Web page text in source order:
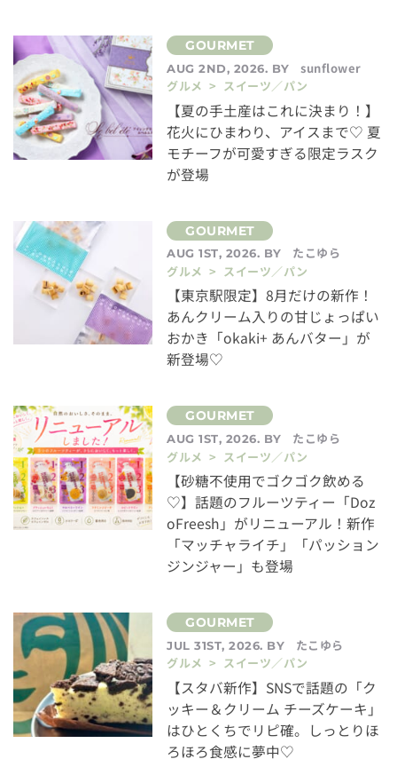
AUG 2ND, 2026. BY
sunflower
グルメ > スイーツ／パン
【夏の手土産はこれに決まり！】
花火にひまわり、アイスまで♡ 夏
モチーフが可愛すぎる限定ラスク
が登場
AUG 1ST, 2026. BY
たこゆら
グルメ > スイーツ／パン
【東京駅限定】8月だけの新作！
あんクリーム入りの甘じょっぱい
おかき「okaki+ あんバター」が
新登場♡
AUG 1ST, 2026. BY
たこゆら
グルメ > スイーツ／パン
【砂糖不使用でゴクゴク飲める
♡】話題のフルーツティー「Doz
oFreesh」がリニューアル！新作
「マッチャライチ」「パッション
ジンジャー」も登場
JUL 31ST, 2026. BY
たこゆら
グルメ > スイーツ／パン
【スタバ新作】SNSで話題の「ク
ッキー＆クリーム チーズケーキ」
はひとくちでリピ確。しっとりほ
ろほろ食感に夢中♡